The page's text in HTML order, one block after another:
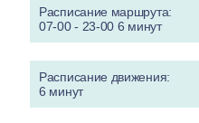
Расписание маршрута:
07-00 - 23-00 6 минут
Расписание движения:
6 минут